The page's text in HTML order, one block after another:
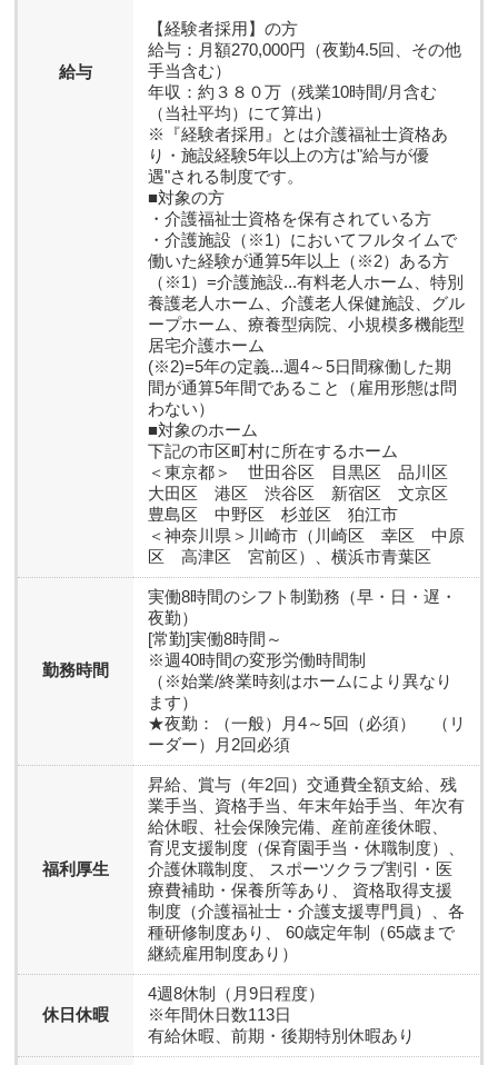
給与
【経験者採用】の方
給与：月額270,000円（夜勤4.5回、その他
手当含む）
年収：約３８０万（残業10時間/月含む
（当社平均）にて算出）
※『経験者採用』とは介護福祉士資格あ
り・施設経験5年以上の方は"給与が優
遇"される制度です。
■対象の方
・介護福祉士資格を保有されている方
・介護施設（※1）においてフルタイムで
働いた経験が通算5年以上（※2）ある方
（※1）=介護施設...有料老人ホーム、特別
養護老人ホーム、介護老人保健施設、グル
ープホーム、療養型病院、小規模多機能型
居宅介護ホーム
(※2)=5年の定義...週4～5日間稼働した期
間が通算5年間であること（雇用形態は問
わない）
■対象のホーム
下記の市区町村に所在するホーム
＜東京都＞ 世田谷区 目黒区 品川区
大田区 港区 渋谷区 新宿区 文京区
豊島区 中野区 杉並区 狛江市
＜神奈川県＞川崎市（川崎区 幸区 中原
区 高津区 宮前区）、横浜市青葉区
勤務時間
実働8時間のシフト制勤務（早・日・遅・
夜勤）
[常勤]実働8時間～
※週40時間の変形労働時間制
（※始業/終業時刻はホームにより異なり
ます）
★夜勤：（一般）月4～5回（必須） （リ
ーダー）月2回必須
福利厚生
昇給、賞与（年2回）交通費全額支給、残
業手当、資格手当、年末年始手当、年次有
給休暇、社会保険完備、産前産後休暇、
育児支援制度（保育園手当・休職制度）、
介護休職制度、 スポーツクラブ割引・医
療費補助・保養所等あり、 資格取得支援
制度（介護福祉士・介護支援専門員）、各
種研修制度あり、 60歳定年制（65歳まで
継続雇用制度あり）
休日休暇
4週8休制（月9日程度）
※年間休日数113日
有給休暇、前期・後期特別休暇あり